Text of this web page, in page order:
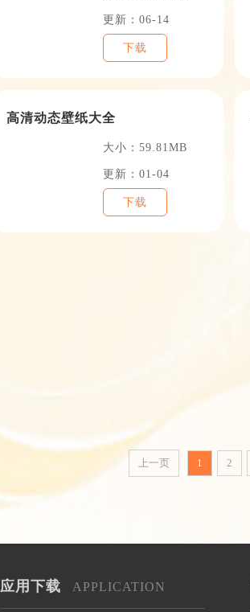
更新：06-14
下载
高清动态壁纸大全
大小：59.81MB
更新：01-04
下载
上一页 1 2
应用下载 APPLICATION